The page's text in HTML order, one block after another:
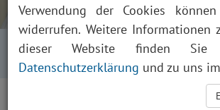
Startseite Über uns Aktuelles
Termindetails
Verwendung der Cookies
widerrufen. Weitere Informationen
dieser Website finden
Datenschutzerklärung und zu uns im